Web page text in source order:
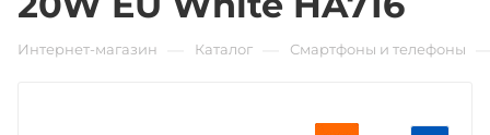
Интернет-магазин Каталог Смартфоны и телефоны